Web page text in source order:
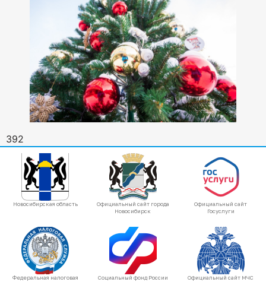
392
Новосибирская область
Официальный сайт города
Новосибирск
Официальный сайт
Госуслуги
Федеральная налоговая
Социальный фонд России
Официальный сайт МЧС